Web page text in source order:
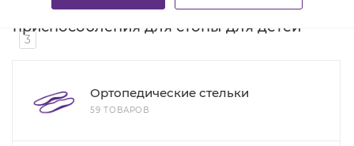
Стельки ортопедические и
приспособления для стопы для детей
3
Ортопедические стельки
59 ТОВАРОВ